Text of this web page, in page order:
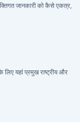
जानकारी को कैसे एकत्र,
यहां प्रमुख राष्ट्रीय और